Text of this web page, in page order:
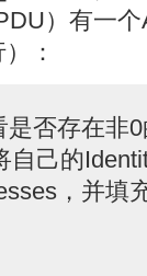
）有一
：
否存在非
己的
，并填